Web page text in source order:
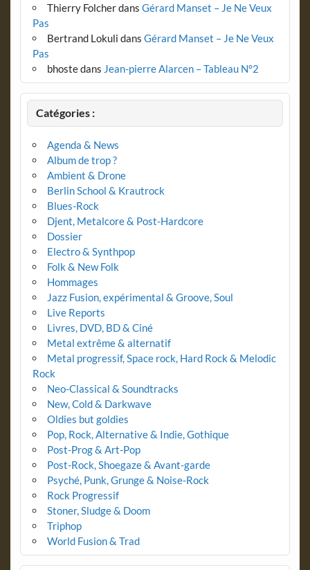
Thierry Folcherdans Gérard Manset – Je Ne Veux
Pas
Bertrand Lokuli dans Gérard Manset – Je Ne Veux
Pas
bhostedans Jean-pierre Alarcen – Tableau N°2
Catégories :
Agenda & News
Album de trop ?
Ambient & Drone
Berlin School & Krautrock
Blues-Rock
Djent, Metalcore & Post-Hardcore
Dossier
Electro & Synthpop
Folk & New Folk
Hommages
Jazz Fusion, expérimental & Groove, Soul
Live Reports
Livres, DVD, BD & Ciné
Metal extrême & alternatif
Metal progressif, Space rock, Hard Rock & Melodic
Rock
Neo-Classical & Soundtracks
New, Cold & Darkwave
Oldies but goldies
Pop, Rock, Alternative & Indie, Gothique
Post-Prog & Art-Pop
Post-Rock, Shoegaze & Avant-garde
Psyché, Punk, Grunge & Noise-Rock
Rock Progressif
Stoner, Sludge & Doom
Triphop
World Fusion & Trad